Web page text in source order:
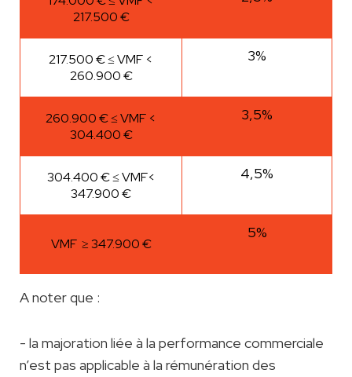
217.500 €
217.500 € ≤ VMF <
260.900 €
3%
260.900 € ≤ VMF <
304.400 €
3,5%
304.400 € ≤ VMF<
347.900 €
4,5%
VMF ≥ 347.900 €
5%
A noter que :
- la majoration liée à la performance commerciale
n’est pas applicable à la rémunération des